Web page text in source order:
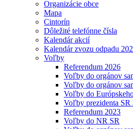
Organizácie obce
Mapa
Cintorín
Dôležité telefónne čísla
Kalendár akcií
Kalendár zvozu odpadu
Voľby
Referendum 2026
Voľby do orgánov
Voľby do orgánov
Voľby do
Voľby prezidenta SR
Referendum 2023
Voľby do NR SR